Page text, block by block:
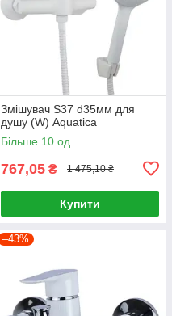
Змішувач S37 d35мм для
душу (W) Aquatica
Більше 10 од.
767,05 ₴ 1 475,10 ₴
Купити
–43%